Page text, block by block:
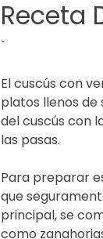
Receta
`
El cuscús con
platos llenos de
del cuscús con
las pasas.
Para preparar
que
principal, se
como